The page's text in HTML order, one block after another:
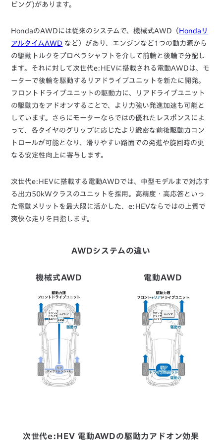
ビング)があります。
HondaのAWDには従来のシステムで、機械式AWD（ Hondaリ
アルタイムAWD など）があり、エンジンなど1つの動力源から
の駆動トルクをプロペラシャフトを介して前輪と後輪で分配し
ます。それに対して次世代e:HEVに搭載される電動AWDは、モ
ーターで後輪を駆動するリアドライブユニットを新たに開発。
フロントドライブユニットの駆動力に、リアドライブユニット
の駆動力をアドオンすることで、より力強い発進加速も可能と
しています。さらにモーターならではの優れたレスポンスによ
って、各タイヤのグリップに応じたより緻密な前後駆動力コン
トロールが可能となり、滑りやすい路面での発進や旋回時の更
なる安定性向上に寄与します。
次世代e:HEVに搭載する電動AWDでは、中型モデルまで対応す
る出力50kWクラスのユニットを採用。高精度・高応答といっ
た電動メリットを最大限に活かした、e:HEVならではの上質で
爽快な走りを目指します。
AWDシステムの違い
機械式AWD 電動AWD
次世代e:HEV 電動AWDの駆動力アドオン効果